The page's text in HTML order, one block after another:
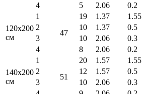
4
5 2.06 0.2
120x200
см
1
47
19 1.37 1.55
2 10 1.37 0.5
3
10 2.06 0.3
4
8 2.06 0.2
140x200
см
1
51
20 1.57 1.55
2 12 1.57 0.5
3
10 2.06 0.3